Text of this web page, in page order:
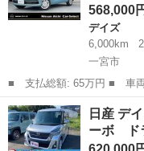
568,000
デイズ
6,000km
一宮市
■ 支払総額: 65万円 ■ 車両本体価格： 568,000 円 ■ メーカー
名： 日産 ■ 車種名： デ
０ Ｓ エマージェンシーブ
アバック 運転席エ...
愛知 一宮市 デイズ
日産 デ
ーボ ド